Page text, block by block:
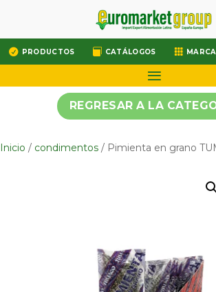
 PRODUCTOS  CATÁLOGOS 
REGRESAR A LA
Inicio / condimentos / Pimienta en grano